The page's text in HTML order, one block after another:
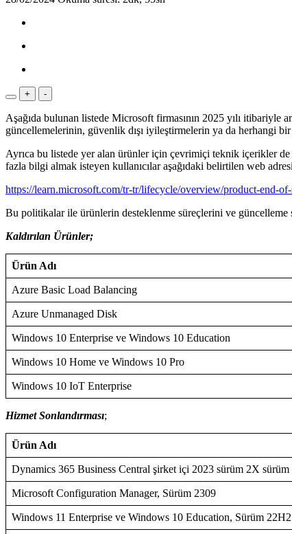
+ -
Aşağıda bulunan listede Microsoft firmasının 2025 yılı
güncellemelerinin, güvenlik dışı iyileştirmelerin ya da herhangi
Ayrıca bu listede yer alan ürünler için çevrimiçi teknik içerikler
fazla bilgi almak isteyen kullanıcılar aşağıdaki belirtilen web
https://learn.microsoft.com/tr-tr/lifecycle/overview/product-end-
Bu politikalar ile ürünlerin desteklenme süreçlerini ve güncelleme
Kaldırılan Ürünler;
Ürün Adı
Azure Basic Load Balancing
Azure Unmanaged Disk
Windows 10 Enterprise ve Windows 10 Education
Windows 10 Home ve Windows 10 Pro
Windows 10 IoT Enterprise
Hizmet Sonlandırması;
Ürün Adı
Dynamics 365 Business Central şirket içi 2023 sürüm 2X sürüm
Microsoft Configuration Manager, Sürüm 2309
Windows 11 Enterprise ve Windows 10 Education, Sürüm